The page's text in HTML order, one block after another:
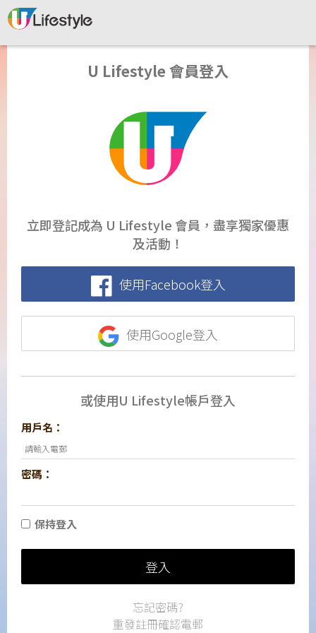
U Lifestyle 會員登入
立即登記成為 U Lifestyle 會員，盡享獨家優惠
及活動！
使用Facebook登入
使用Google登入
或使用U Lifestyle帳戶登入
用戶名：
密碼：
保持登入
登入
忘記密碼?
重發註冊確認電郵